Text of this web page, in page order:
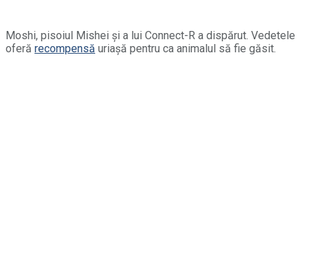
Moshi, pisoiul Mishei și a lui Connect-R a dispărut. Vedetele
oferă recompensă uriașă pentru ca animalul să fie găsit.